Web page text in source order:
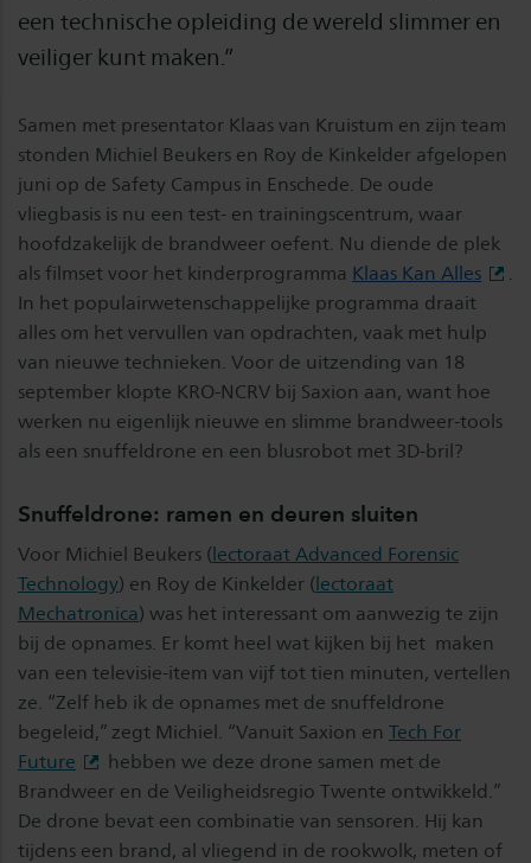
een technische opleiding de wereld slimmer en
veiliger kunt maken.”
Samen met presentator Klaas van Kruistum en zijn team
stonden Michiel Beukers en Roy de Kinkelder afgelopen
juni op de Safety Campus in Enschede. De oude
vliegbasis is nu een test- en trainingscentrum, waar
hoofdzakelijk de brandweer oefent. Nu diende de plek
als filmset voor het kinderprogramma Klaas Kan Alles
.
In het populairwetenschappelijke programma draait
alles om het vervullen van opdrachten, vaak met hulp
van nieuwe technieken. Voor de uitzending van 18
september klopte KRO-NCRV bij Saxion aan, want hoe
werken nu eigenlijk nieuwe en slimme brandweer-tools
als een snuffeldrone en een blusrobot met 3D-bril?
Snuffeldrone: ramen en deuren sluiten
Voor Michiel Beukers (lectoraat Advanced Forensic
Technology) en Roy de Kinkelder (lectoraat
Mechatronica) was het interessant om aanwezig te zijn
bij de opnames. Er komt heel wat kijken bij het maken
van een televisie-item van vijf tot tien minuten, vertellen
ze. “Zelf heb ik de opnames met de snuffeldrone
begeleid,” zegt Michiel. “Vanuit Saxion en Tech For
Future
hebben we deze drone samen met de
Brandweer en de Veiligheidsregio Twente ontwikkeld.”
De drone bevat een combinatie van sensoren. Hij kan
tijdens een brand, al vliegend in de rookwolk, meten of